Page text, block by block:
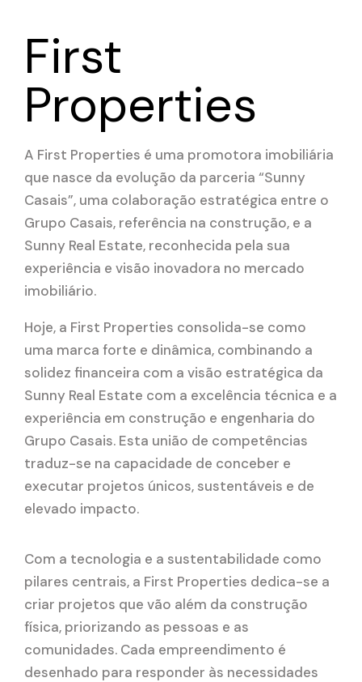
First
Properties
A First Properties é uma promotora imobiliária
que nasce da evolução da parceria “Sunny
Casais”, uma colaboração estratégica entre o
Grupo Casais, referência na construção, e a
Sunny Real Estate, reconhecida pela sua
experiência e visão inovadora no mercado
imobiliário.
Hoje, a First Properties consolida-se como
uma marca forte e dinâmica, combinando a
solidez financeira com a visão estratégica da
Sunny Real Estate com a excelência técnica e a
experiência em construção e engenharia do
Grupo Casais. Esta união de competências
traduz-se na capacidade de conceber e
executar projetos únicos, sustentáveis e de
elevado impacto.
Com a tecnologia e a sustentabilidade como
pilares centrais, a First Properties dedica-se a
criar projetos que vão além da construção
física, priorizando as pessoas e as
comunidades. Cada empreendimento é
desenhado para responder às necessidades